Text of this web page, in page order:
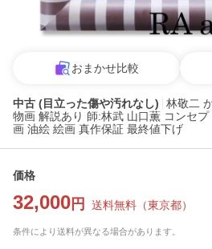
おまかせ比較
中古 (目立った傷や汚れなし)
林敬二
物画 解説あり 師:林武 山口薫 コンセ
画 油絵 絵画 真作保証 最終値下げ
価格
32,000 円 送料無料 （東京都）
条件により送料が異なる場合があります。